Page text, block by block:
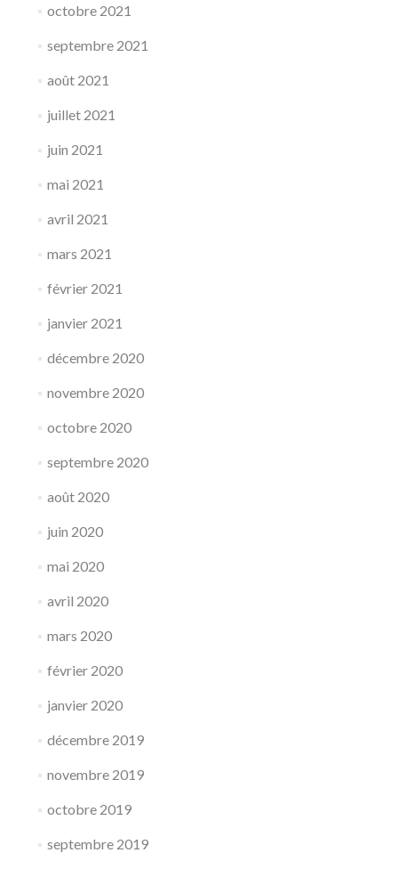
octobre 2021
septembre 2021
août 2021
juillet 2021
juin 2021
mai 2021
avril 2021
mars 2021
février 2021
janvier 2021
décembre 2020
novembre 2020
octobre 2020
septembre 2020
août 2020
juin 2020
mai 2020
avril 2020
mars 2020
février 2020
janvier 2020
décembre 2019
novembre 2019
octobre 2019
septembre 2019